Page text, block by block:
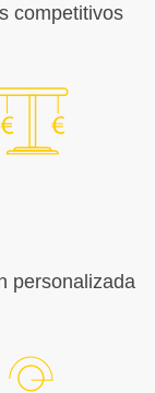
competitivos
personalizada